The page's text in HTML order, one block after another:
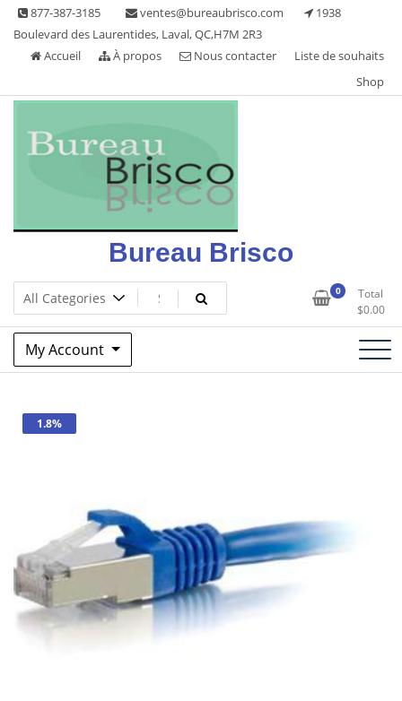
Skip 877-387-3185 ventes@bureaubrisco.com
1938
Boulevard des Laurentides, Laval, QC,H7M 2R3
Accueil
À propos Nous contacter
Liste de souhaits
Shop
Bureau Brisco
0
Total
$0.00
My Account
1.8%